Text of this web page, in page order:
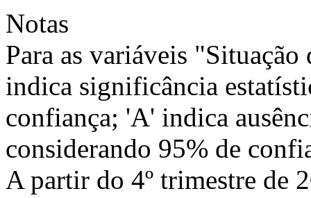
Notas
Para as variáveis
indica significância
confiança; 'A' indica
considerando 95% de
A partir do 4º trimestre de